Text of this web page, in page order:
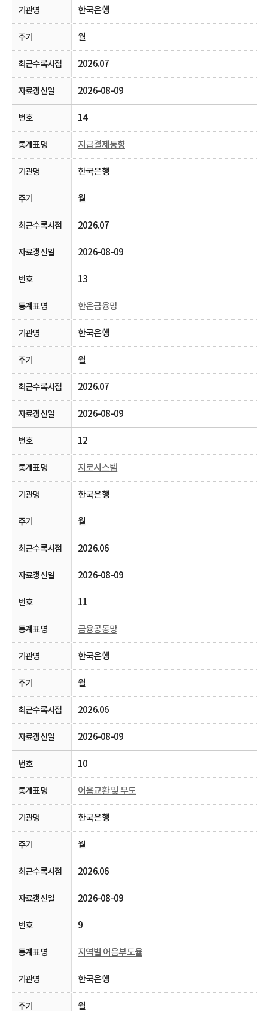
한국은행
월
2026.07
2026-08-09
14
지급결제동향
한국은행
월
2026.07
2026-08-09
13
한은금융망
한국은행
월
2026.07
2026-08-09
12
지로시스템
한국은행
월
2026.06
2026-08-09
11
금융공동망
한국은행
월
2026.06
2026-08-09
10
어음교환 및 부도
한국은행
월
2026.06
2026-08-09
9
지역별 어음부도율
한국은행
월